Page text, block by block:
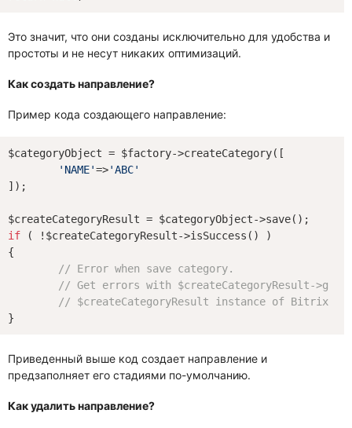
Это значит, что они созданы исключительно для удобства и
простоты и не несут никаких оптимизаций.
Как создать направление?
Пример кода создающего направление:
$categoryObject = $factory->createCategory([
'NAME'=>'ABC'
]);
if ( !$createCategoryResult->isSuccess() )
{
// Error when save category.
// Get errors with $createCategoryResult-
// $createCategoryResult instance of
Приведенный выше код создает направление и
предзаполняет его стадиями по-умолчанию.
Как удалить направление?